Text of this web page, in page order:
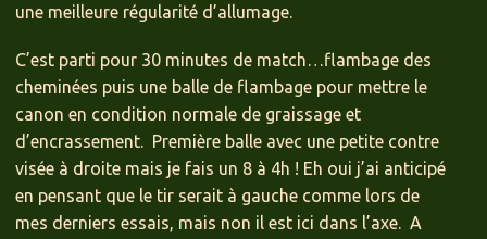
une meilleure régularité d’allumage.
C’est parti pour 30 minutes de match…flambage des
cheminées puis une balle de flambage pour mettre le
canon en condition normale de graissage et
d’encrassement. Première balle avec une petite contre
visée à droite mais je fais un 8 à 4h ! Eh oui j’ai anticipé
en pensant que le tir serait à gauche comme lors de
mes derniers essais, mais non il est ici dans l’axe. A